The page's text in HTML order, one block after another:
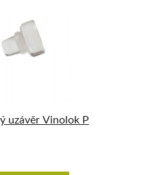
uzávěr Vinolok P